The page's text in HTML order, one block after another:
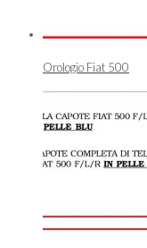
Orologio Fiat 500